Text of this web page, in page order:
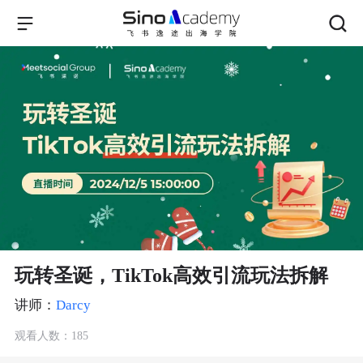
玩转圣诞，TikTok高效引流玩法拆解
讲师： Darcy
观看人数：185